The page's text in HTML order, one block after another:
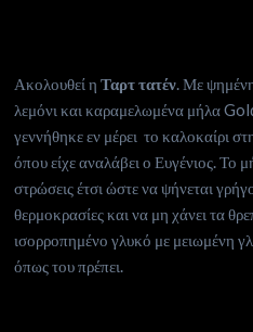
Ακολουθεί η Ταρτ τατέν. Με
λεμόνι και καραμελωμένα μήλα
γεννήθηκε εν μέρει το καλοκαίρι
όπου είχε αναλάβει ο Ευγένιος. Το
στρώσεις έτσι ώστε να ψήνεται
θερμοκρασίες και να μη χάνει τα
ισορροπημένο γλυκό με μειωμένη
όπως του πρέπει.